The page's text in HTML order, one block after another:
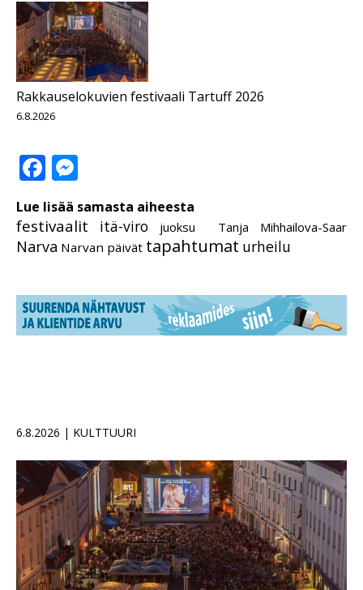
Rakkauselokuvien festivaali Tartuff 2026
6.8.2026
Facebook
Lue lisää samasta aiheesta
festivaalit itä-viro juoksu Tanja Mihhailova-Saar
Narva Narvan päivät tapahtumat urheilu
6.8.2026 | KULTTUURI